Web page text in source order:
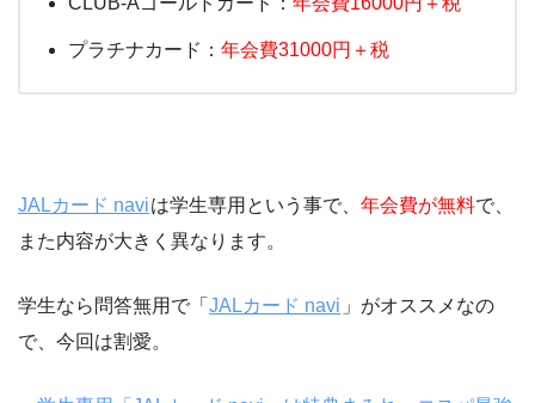
プラチナカード： 年会費31000円＋税
JALカード naviは学生専用という事で、 年会費が無料で、
また内容が大きく異なります。
学生なら問答無用で「 JALカード navi 」がオススメなの
で、今回は割愛。